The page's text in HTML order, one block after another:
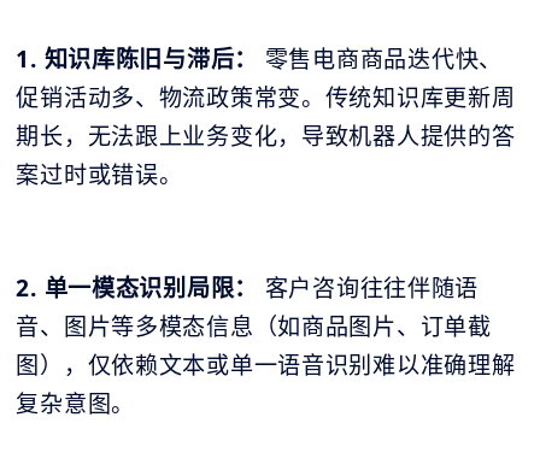
1. 知识库陈旧与滞后： 零售电商商品迭代快、
促销活动多、物流政策常变。传统知识库更新周
期长，无法跟上业务变化，导致机器人提供的答
案过时或错误。
2. 单一模态识别局限：
客户咨询往往伴随语
音、图片等多模态信息（如商品图片、订单截
图），仅依赖文本或单一语音识别难以准确理解
复杂意图。